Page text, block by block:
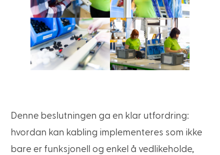
Denne beslutningen ga en klar utfordring:
hvordan kan kabling implementeres som ikke
bare er funksjonell og enkel å vedlikeholde,